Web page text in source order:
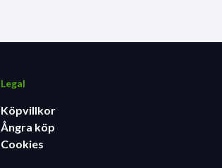
Legal
Köpvillkor
Ångra köp
Cookies